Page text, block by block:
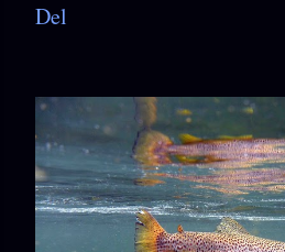
Del